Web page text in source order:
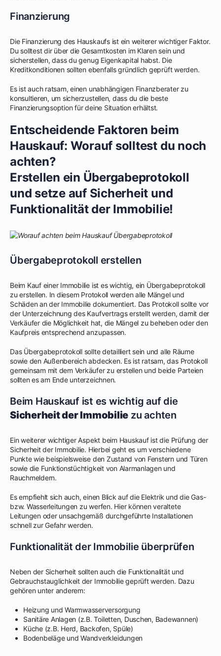
Finanzierung
Die Finanzierung des Hauskaufs ist ein weiterer wichtiger Faktor.
Du solltest dir über die Gesamtkosten im Klaren sein und
sicherstellen, dass du genug Eigenkapital habst. Die
Kreditkonditionen sollten ebenfalls gründlich geprüft werden.
Es ist auch ratsam, einen unabhängigen Finanzberater zu
konsultieren, um sicherzustellen, dass du die beste
Finanzierungsoption für deine Situation erhältst.
Entscheidende Faktoren beim
Hauskauf: Worauf solltest du noch
achten?
Erstellen ein Übergabeprotokoll
und setze auf Sicherheit und
Funktionalität der Immobilie!
Übergabeprotokoll erstellen
Beim Kauf einer Immobilie ist es wichtig, ein Übergabeprotokoll
zu erstellen. In diesem Protokoll werden alle Mängel und
Schäden an der Immobilie dokumentiert. Das Protokoll sollte vor
der Unterzeichnung des Kaufvertrags erstellt werden, damit der
Verkäufer die Möglichkeit hat, die Mängel zu beheben oder den
Kaufpreis entsprechend anzupassen.
Das Übergabeprotokoll sollte detailliert sein und alle Räume
sowie den Außenbereich abdecken. Es ist ratsam, das Protokoll
gemeinsam mit dem Verkäufer zu erstellen und beide Parteien
sollten es am Ende unterzeichnen.
Beim Hauskauf ist es wichtig auf die
Sicherheit der Immobilie zu achten
Ein weiterer wichtiger Aspekt beim Hauskauf ist die Prüfung der
Sicherheit der Immobilie. Hierbei geht es um verschiedene
Punkte wie beispielsweise den Zustand von Fenstern und Türen
sowie die Funktionstüchtigkeit von Alarmanlagen und
Rauchmeldern.
Es empfiehlt sich auch, einen Blick auf die Elektrik und die Gas-
bzw. Wasserleitungen zu werfen. Hier können veraltete
Leitungen oder unsachgemäß durchgeführte Installationen
schnell zur Gefahr werden.
Funktionalität der Immobilie überprüfen
Neben der Sicherheit sollten auch die Funktionalität und
Gebrauchstauglichkeit der Immobilie geprüft werden. Dazu
gehören unter anderem:
Heizung und Warmwasserversorgung
Sanitäre Anlagen (z.B. Toiletten, Duschen, Badewannen)
Küche (z.B. Herd, Backofen, Spüle)
Bodenbeläge und Wandverkleidungen